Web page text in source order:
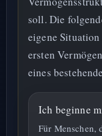
soll. Die
eigene
ersten
eines
Ich beginne
Für Menschen,